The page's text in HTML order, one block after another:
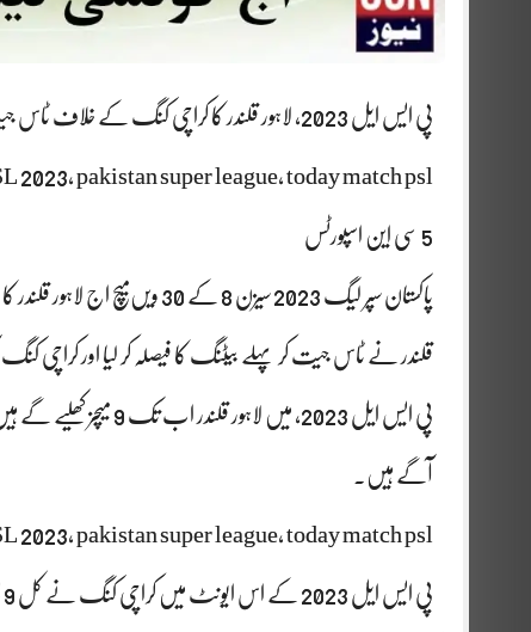
پی ایس ایل 2023، لاہور قلندر کا کراچی کنگ کے خلاف ٹاس جیت کر بیٹنگ کا فیصلہ.
2023, pakistan super league, today match psl
5 سی این اسپورٹس
پاکستان سپر لیگ 2023 سیزن 8 کے
قلندر نے ٹاس جیت کر پہلے بیٹنگ کا فیصلہ کر لیا اور
آگے ہیں.
2023, pakistan super league, today match psl